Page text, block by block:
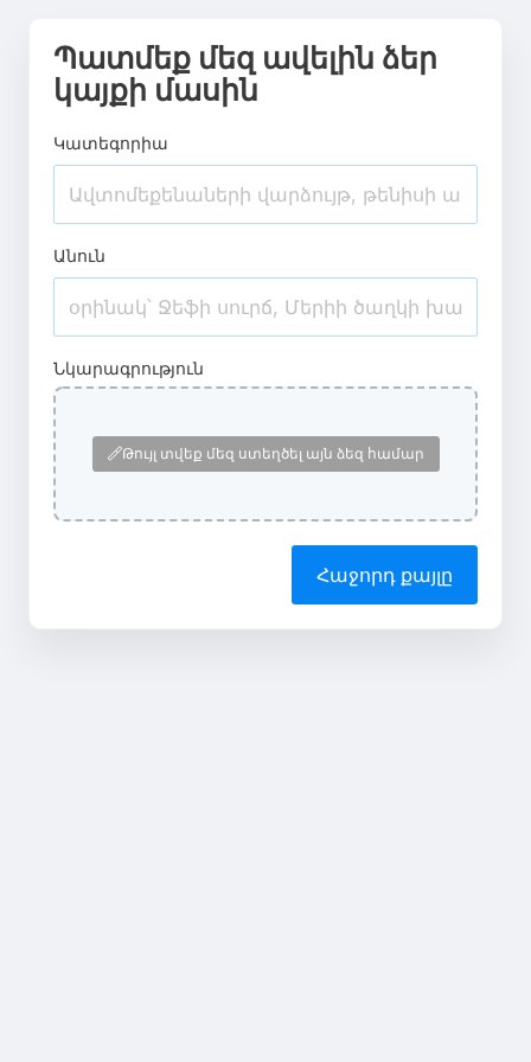
Պատմեք մեզ ավելին ձեր
կայքի մասին
Կատեգորիա
Անուն
Նկարագրություն
Թույլ տվեք մեզ ստեղծել այն ձեզ համար
Հաջորդ քայլը